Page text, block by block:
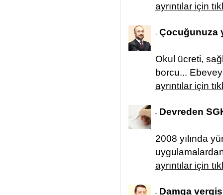
ayrıntılar için
Çocuğunuza
Okul ücreti,
borcu...
ayrıntılar için
Devreden
2008 yılında
ayrıntılar için
Damga